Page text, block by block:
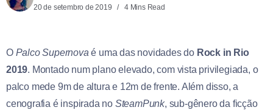
20 de setembro de 2019 4 Mins Read
O Palco Supernova é uma das novidades do Rock in Rio
2019. Montado num plano elevado, com vista privilegiada, o
palco mede 9m de altura e 12m de frente. Além disso, a
cenografia é inspirada no SteamPunk, sub-gênero da ficção